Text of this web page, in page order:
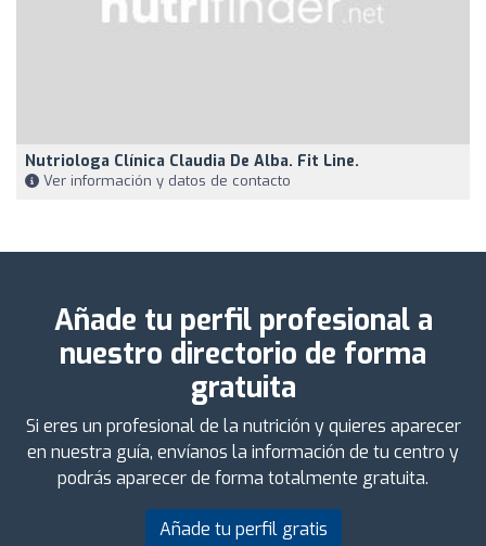
Nutriologa Clínica Claudia De Alba. Fit Line.
Ver información y datos de contacto
Añade tu perfil profesional a
nuestro directorio de forma
gratuita
Si eres un profesional de la nutrición y quieres aparecer
en nuestra guía, envíanos la información de tu centro y
podrás aparecer de forma totalmente gratuita.
Añade tu perfil gratis